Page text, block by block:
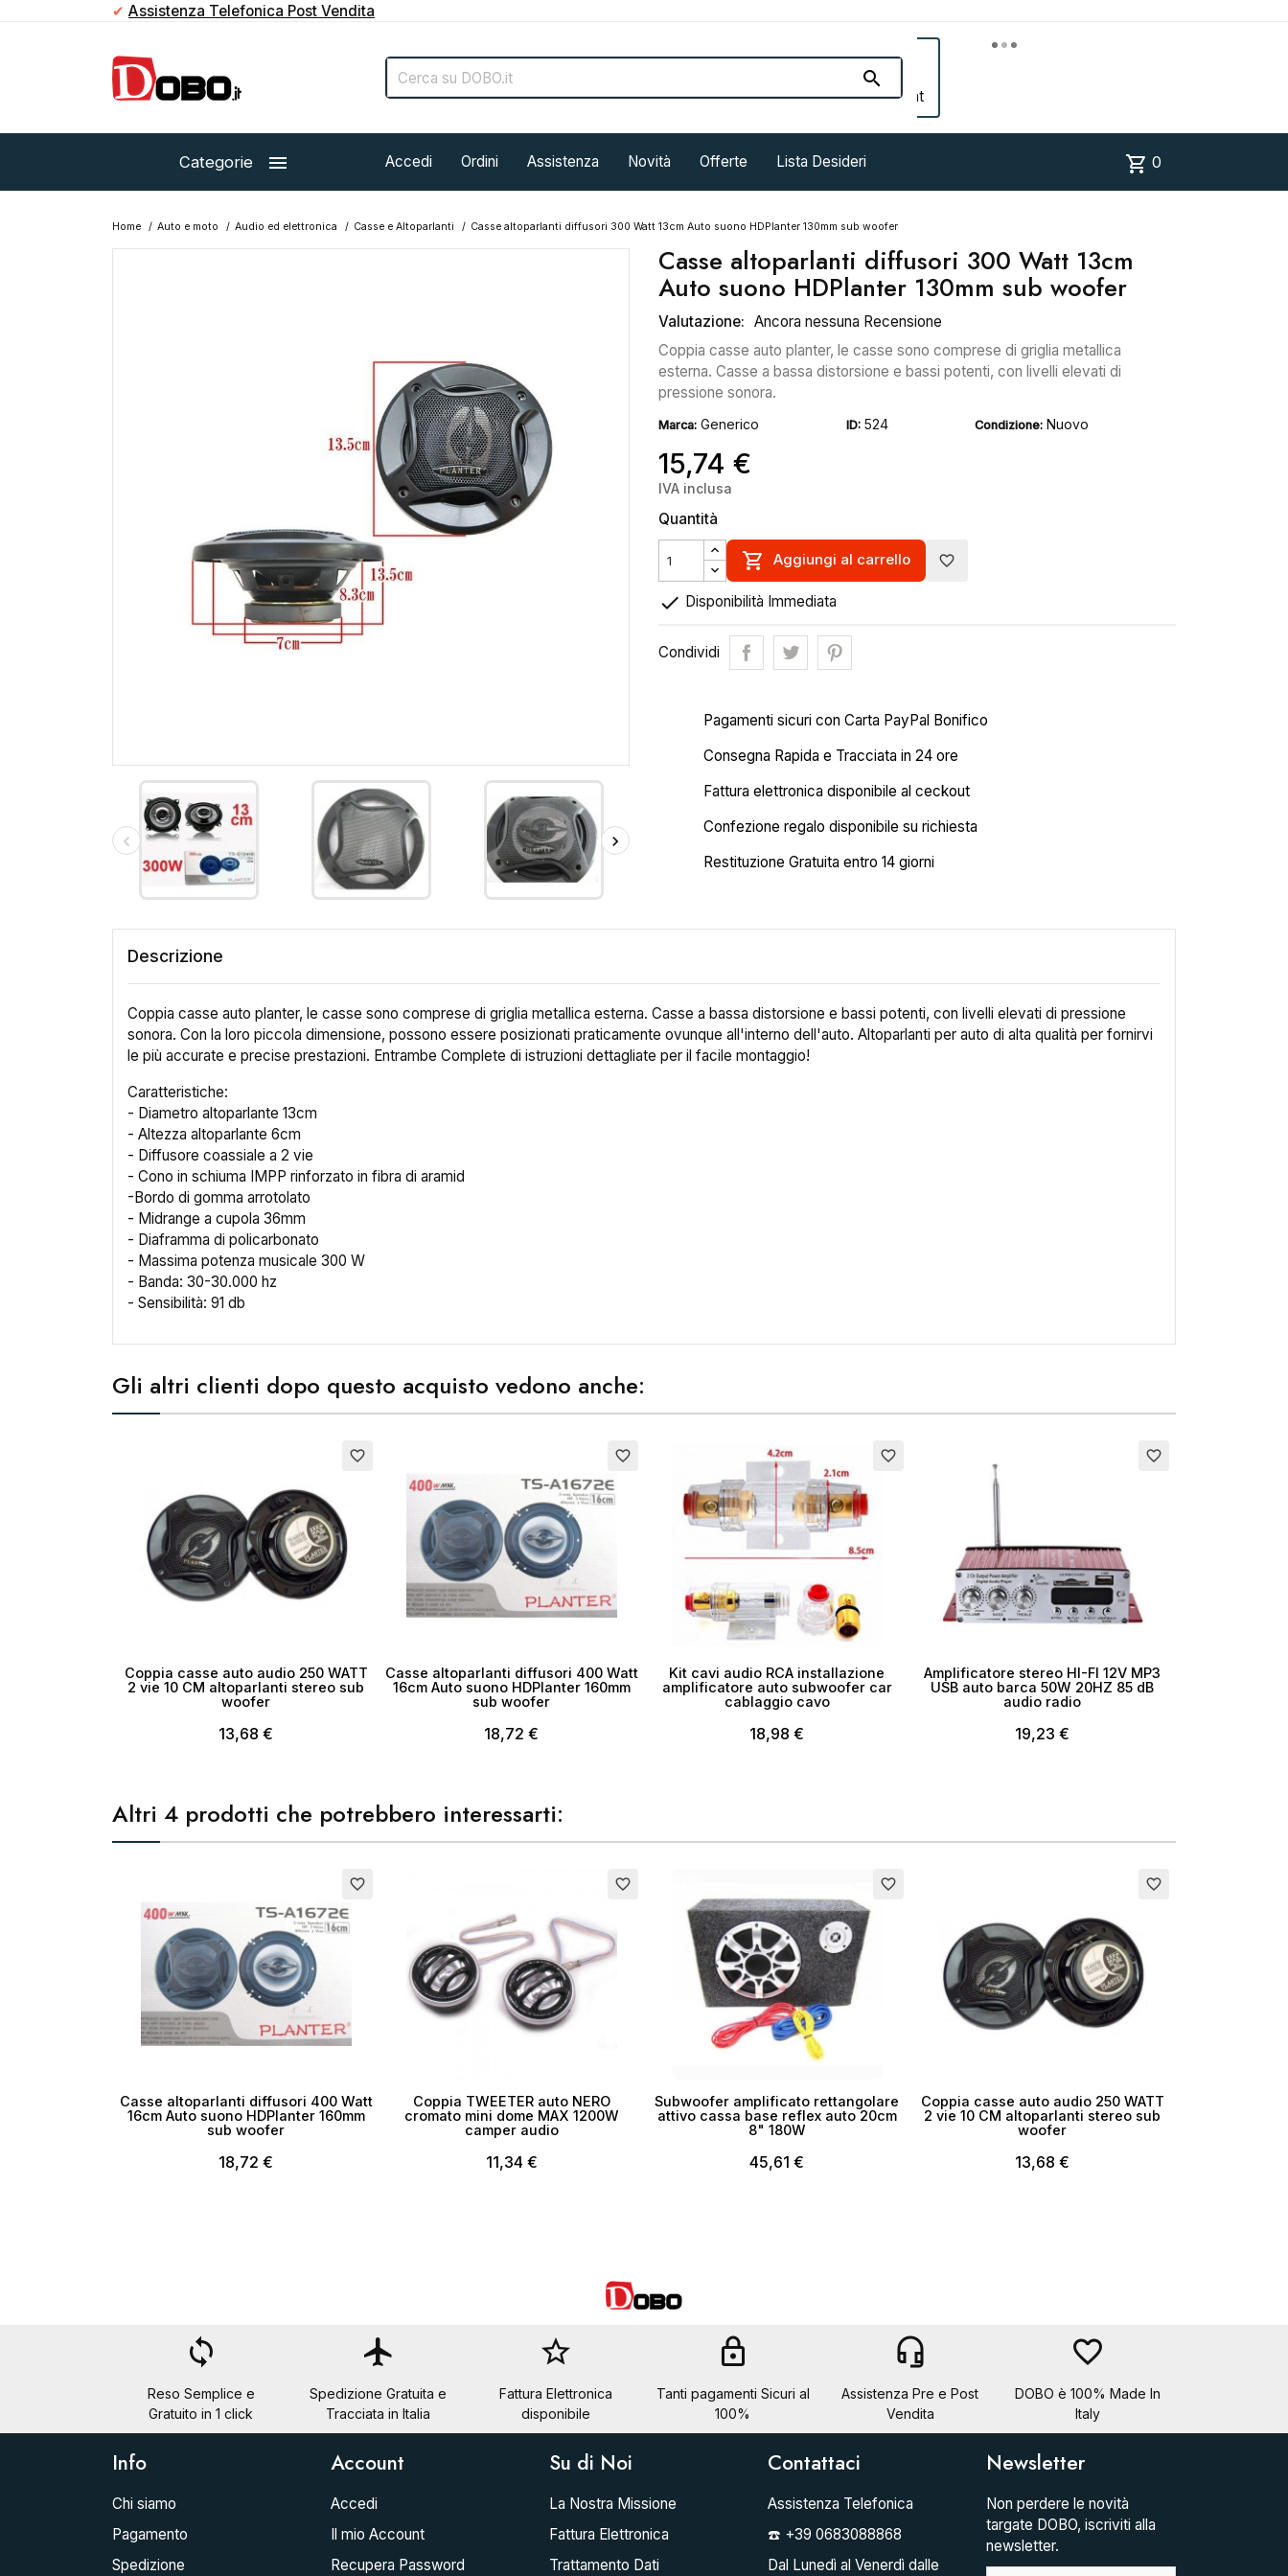
✔ Paga in contanti direttamente al corriere


Account
Categorie  Accedi Ordini Assistenza Novità Offerte Lista Desideri shopping_cart 0
Home Auto e moto Audio ed elettronica Casse e Altoparlanti Casse altoparlanti diffusori 300 Watt 13cm Auto suono HDPlanter 130mm sub woofer
Casse altoparlanti diffusori 300 Watt 13cm
Auto suono HDPlanter 130mm sub woofer
Valutazione: Ancora nessuna Recensione
Coppia casse auto planter, le casse sono comprese di griglia metallica
esterna. Casse a bassa distorsione e bassi potenti, con livelli elevati di
pressione sonora.
Marca: Generico ID: 524 Condizione: Nuovo
15,74 €
IVA inclusa
Quantità
 Aggiungi al carrello favorite_border
 Disponibilità Immediata
Condividi
Pagamenti sicuri con Carta PayPal Bonifico
Consegna Rapida e Tracciata in 24 ore
Fattura elettronica disponibile al ceckout
Confezione regalo disponibile su richiesta
Restituzione Gratuita entro 14 giorni
Descrizione
Coppia casse auto planter, le casse sono comprese di griglia metallica esterna. Casse a bassa distorsione e bassi potenti, con livelli elevati di pressione
sonora. Con la loro piccola dimensione, possono essere posizionati praticamente ovunque all'interno dell'auto. Altoparlanti per auto di alta qualità per fornirvi
le più accurate e precise prestazioni. Entrambe Complete di istruzioni dettagliate per il facile montaggio!
Caratteristiche:
- Diametro altoparlante 13cm
- Altezza altoparlante 6cm
- Diffusore coassiale a 2 vie
- Cono in schiuma IMPP rinforzato in fibra di aramid
-Bordo di gomma arrotolato
- Midrange a cupola 36mm
- Diaframma di policarbonato
- Massima potenza musicale 300 W
- Banda: 30-30.000 hz
- Sensibilità: 91 db
Gli altri clienti dopo questo acquisto vedono anche:
favorite_border
Coppia casse auto audio 250 WATT
2 vie 10 CM altoparlanti stereo sub
woofer
13,68 €
favorite_border
Casse altoparlanti diffusori 400 Watt
16cm Auto suono HDPlanter 160mm
sub woofer
18,72 €
favorite_border
Kit cavi audio RCA installazione
amplificatore auto subwoofer car
cablaggio cavo
18,98 €
favorite_border
Amplificatore stereo HI-FI 12V MP3
USB auto barca 50W 20HZ 85 dB
audio radio
19,23 €
Altri 4 prodotti che potrebbero interessarti:
favorite_border
Casse altoparlanti diffusori 400 Watt
16cm Auto suono HDPlanter 160mm
sub woofer
18,72 €
favorite_border
Coppia TWEETER auto NERO
cromato mini dome MAX 1200W
camper audio
11,34 €
favorite_border
Subwoofer amplificato rettangolare
attivo cassa base reflex auto 20cm
8" 180W
45,61 €
favorite_border
Coppia casse auto audio 250 WATT
2 vie 10 CM altoparlanti stereo sub
woofer
13,68 €
loop
Reso Semplice e
Gratuito in 1 click
flight
Spedizione Gratuita e
Tracciata in Italia
star_border
Fattura Elettronica
disponibile
lock
Tanti pagamenti Sicuri al
100%
headset_mic
Assistenza Pre e Post
Vendita
favorite_border
DOBO è 100% Made In
Italy
Info
Chi siamo
Pagamento
Spedizione
Account
Accedi
Il mio Account
Recupera Password
Su di Noi
La Nostra Missione
Fattura Elettronica
Trattamento Dati
Contattaci
Assistenza Telefonica
☎️ +39 0683088868
Dal Lunedì al Venerdì dalle
Newsletter
Non perdere le novità
targate DOBO, iscriviti alla
newsletter.
×
Nome lista dei desideri
Crea lista dei desideri